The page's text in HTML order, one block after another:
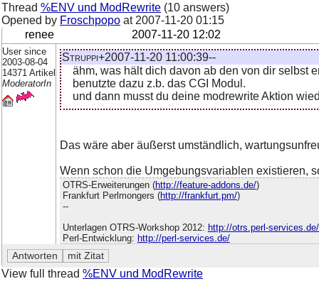
Thread %ENV und ModRewrite (10 answers)
Opened by Froschpopo at 2007-11-20 01:15
renee
2007-11-20 12:02
User since
2003-08-04
14371 Artikel
ModeratorIn
Struppi+2007-11-20 11:00:39--
ähm, was hält dich davon ab den von dir selbst
benutzte dazu z.b. das CGI Modul.
und dann musst du deine modrewrite Aktion
Das wäre aber äußerst umständlich,
Wenn schon die Umgebungsvariablen existieren,
OTRS-Erweiterungen (http://feature-addons.de/)
Frankfurt Perlmongers (http://frankfurt.pm/)
--
Unterlagen OTRS-Workshop 2012: http://otrs.perl-
Perl-Entwicklung: http://perl-services.de/
View full thread %ENV und ModRewrite